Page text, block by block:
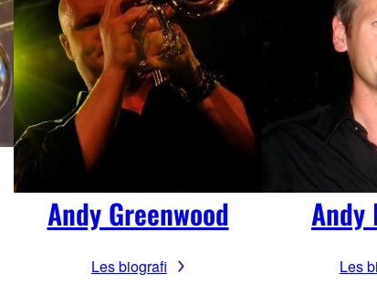
Andy Greenwood
Les biografi
Andy
Les